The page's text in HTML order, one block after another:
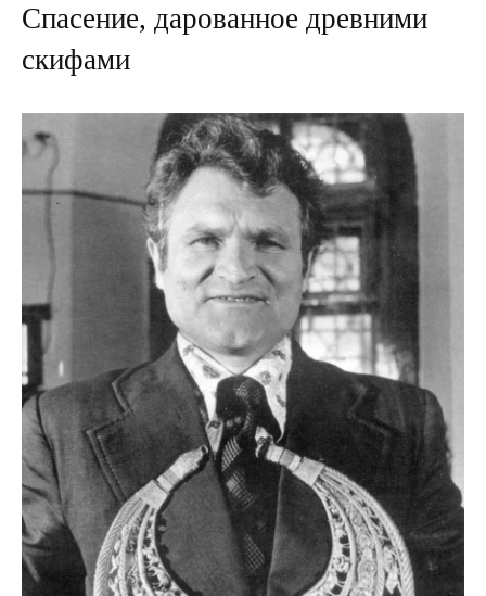
Спасение, дарованное древними
скифами